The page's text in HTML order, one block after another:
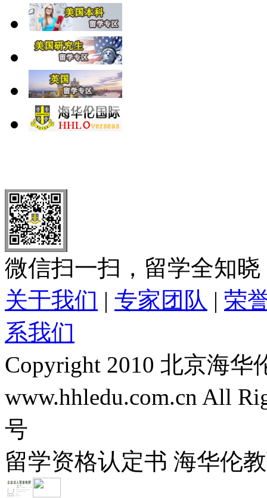
微信扫一扫，留学全知晓
关于我们 | 专家团队 | 荣
系我们
Copyright 2010 北京海
www.hhledu.com.cn All
号
留学资格认定书 海华伦